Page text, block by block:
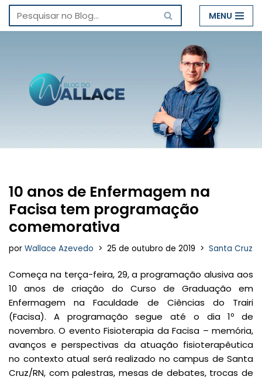
Pular
conteúdo
MENU
10 anos de Enfermagem na
Facisa tem programação
comemorativa
por Wallace Azevedo 25 de outubro de 2019 Santa Cruz
Começa na terça-feira, 29, a programação alusiva aos
10 anos de criação do Curso de Graduação em
Enfermagem na Faculdade de Ciências do Trairi
(Facisa). A programação segue até o dia 1º de
novembro. O evento Fisioterapia da Facisa – memória,
avanços e perspectivas da atuação fisioterapêutica
no contexto atual será realizado no campus de Santa
Cruz/RN, com palestras, mesas de debates, trocas de